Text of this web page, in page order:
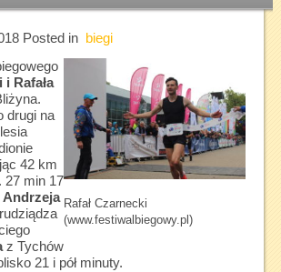
Posted in biegi
Rafał Czarnecki
(www.festiwalbiegowy.pl)
i Rafała
drugi na
42 km
27 min 17
Andrzeja
z Tychów
21 i pół minuty.